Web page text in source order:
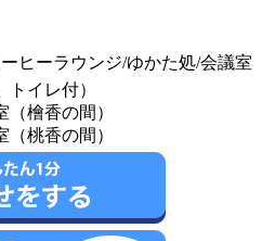
ヒーラウンジ/ゆかた処/会議室
イレ付）
檜香の間）
桃香の間）